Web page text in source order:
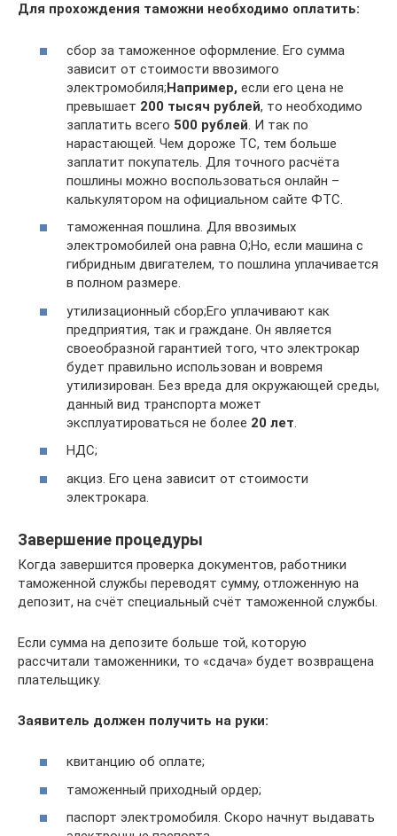
Для прохождения таможни необходимо оплатить:
сбор за таможенное оформление. Его сумма
зависит от стоимости ввозимого
электромобиля;Например, если его цена не
превышает 200 тысяч рублей, то необходимо
заплатить всего 500 рублей. И так по
нарастающей. Чем дороже ТС, тем больше
заплатит покупатель. Для точного расчёта
пошлины можно воспользоваться онлайн –
калькулятором на официальном сайте ФТС.
таможенная пошлина. Для ввозимых
электромобилей она равна О;Но, если машина с
гибридным двигателем, то пошлина уплачивается
в полном размере.
утилизационный сбор;Его уплачивают как
предприятия, так и граждане. Он является
своеобразной гарантией того, что электрокар
будет правильно использован и вовремя
утилизирован. Без вреда для окружающей среды,
данный вид транспорта может
эксплуатироваться не более 20 лет.
НДС;
акциз. Его цена зависит от стоимости
электрокара.
Завершение процедуры
Когда завершится проверка документов, работники
таможенной службы переводят сумму, отложенную на
депозит, на счёт специальный счёт таможенной службы.
Если сумма на депозите больше той, которую
рассчитали таможенники, то «сдача» будет возвращена
плательщику.
Заявитель должен получить на руки:
квитанцию об оплате;
таможенный приходный ордер;
паспорт электромобиля. Скоро начнут выдавать